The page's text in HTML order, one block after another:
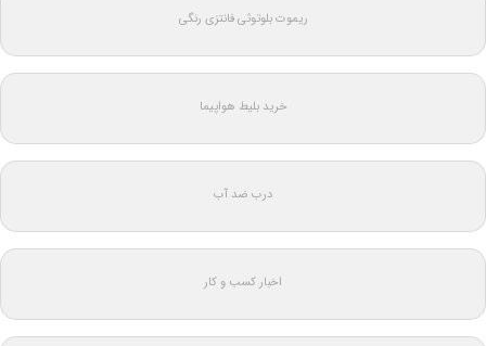
ریموت بلوتوثی فانتزی رنگی
خرید بلیط هواپیما
درب ضد آب
اخبار کسب و کار